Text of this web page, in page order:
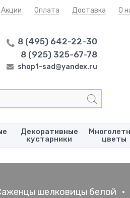
Акции Оплата Доставка О
8 (495) 642-22-30
8 (925) 325-67-78
shop1-sad@yandex.ru
Декоративные
кустарники
цветы
шелковицы белой •